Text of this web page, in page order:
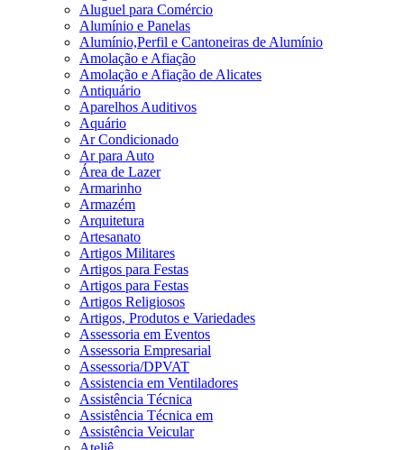
Aluguel para Comércio
Alumínio e Panelas
Alumínio,Perfil e Cantoneiras de Alumínio
Amolação e Afiação
Amolação e Afiação de Alicates
Antiquário
Aparelhos Auditivos
Aquário
Ar Condicionado
Ar para Auto
Área de Lazer
Armarinho
Armazém
Arquitetura
Artesanato
Artigos Militares
Artigos para Festas
Artigos para Festas
Artigos Religiosos
Artigos, Produtos e Variedades
Assessoria em Eventos
Assessoria Empresarial
Assessoria/DPVAT
Assistencia em Ventiladores
Assistência Técnica
Assistência Técnica em
Assistência Veicular